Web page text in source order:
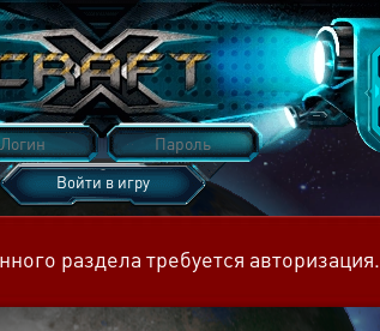
Войти в игру
раздела требуется авторизация.